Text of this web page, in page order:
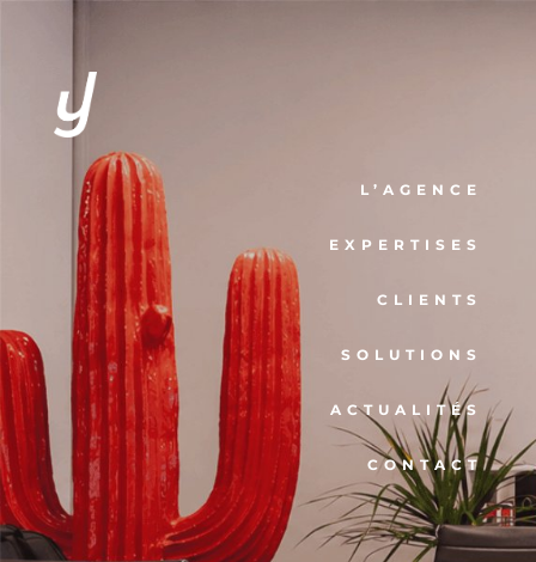
L’AGENCE
EXPERTISES
CLIENTS
SOLUTIONS
ACTUALITÉS
CONTACT